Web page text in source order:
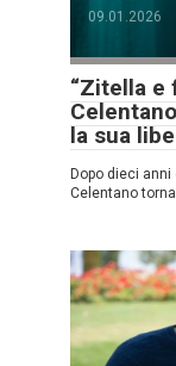
09.01.2026
“Zitella e
la sua
Dopo dieci
Celentano